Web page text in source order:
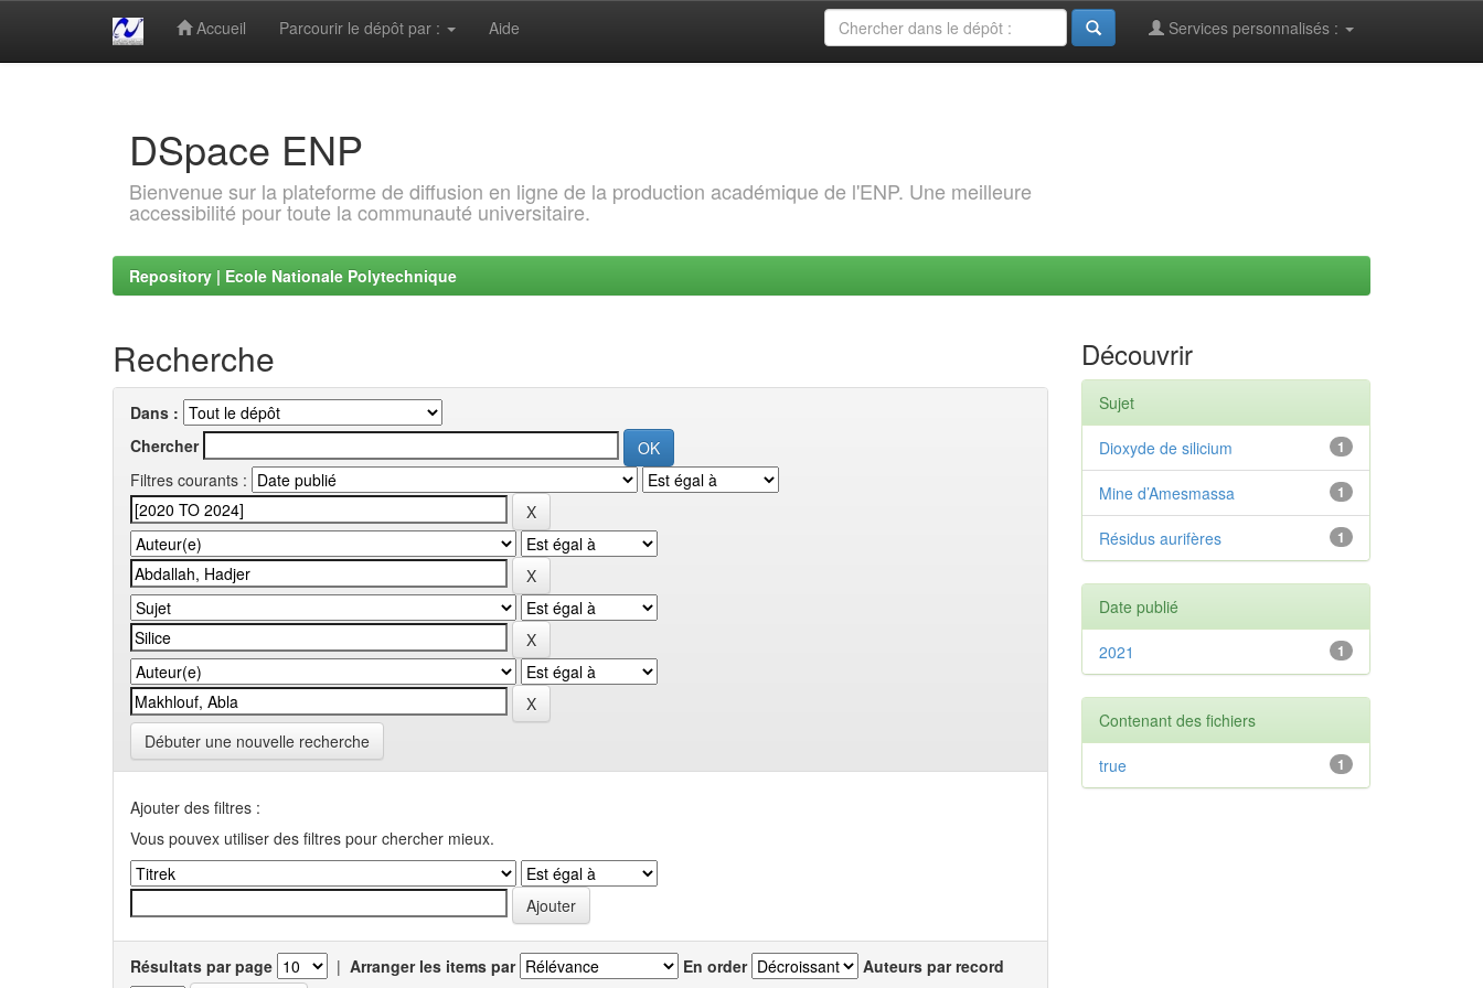
Accueil Parcourir le dépôt par : Aide Services personnalisés :
DSpace ENP
Bienvenue sur la plateforme de diffusion en ligne de la production académique de l'ENP. Une meilleure
accessibilité pour toute la communauté universitaire.
Repository | Ecole Nationale Polytechnique
Recherche
Dans :
Chercher
Filtres courants :
Débuter une nouvelle recherche
Ajouter des filtres :
Vous pouvex utiliser des filtres pour chercher mieux.
Résultats par page | Arranger les items par En order Auteurs par record
Découvrir
Sujet
1
Dioxyde de silicium
1
Mine d’Amesmassa
1
Résidus aurifères
Date publié
1
2021
Contenant des fichiers
1
true